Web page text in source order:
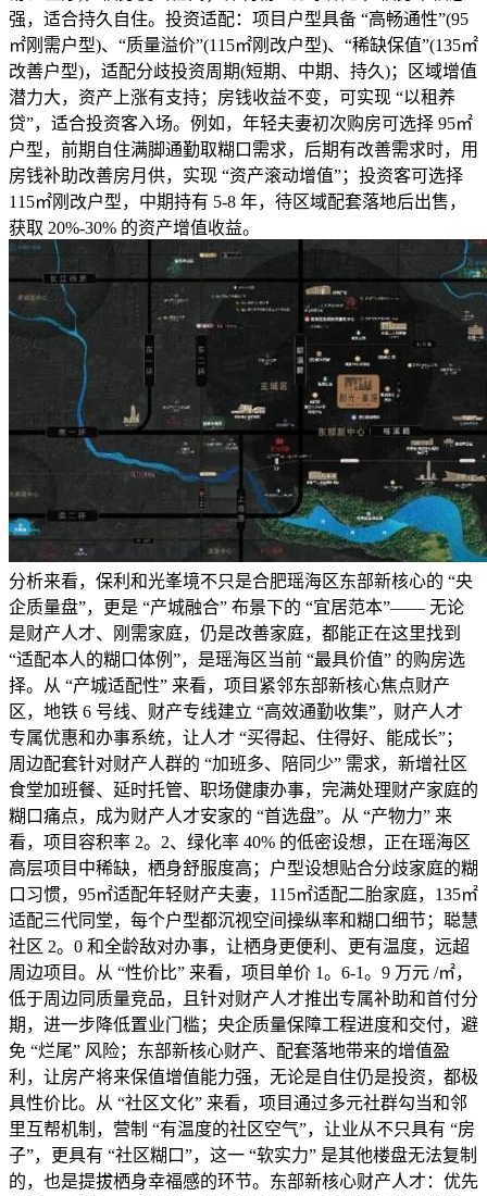
强，适合持久自住。投资适配：项目户型具备 “高畅通性”(95
㎡刚需户型)、“质量溢价”(115㎡刚改户型)、“稀缺保值”(135㎡
改善户型)，适配分歧投资周期(短期、中期、持久)；区域增值
潜力大，资产上涨有支持；房钱收益不变，可实现 “以租养
贷”，适合投资客入场。例如，年轻夫妻初次购房可选择 95㎡
户型，前期自住满脚通勤取糊口需求，后期有改善需求时，用
房钱补助改善房月供，实现 “资产滚动增值”；投资客可选择
115㎡刚改户型，中期持有 5-8 年，待区域配套落地后出售，
获取 20%-30% 的资产增值收益。
分析来看，保利和光峯境不只是合肥瑶海区东部新核心的 “央
企质量盘”，更是 “产城融合” 布景下的 “宜居范本”—— 无论
是财产人才、刚需家庭，仍是改善家庭，都能正在这里找到
“适配本人的糊口体例”，是瑶海区当前 “最具价值” 的购房选
择。从 “产城适配性” 来看，项目紧邻东部新核心焦点财产
区，地铁 6 号线、财产专线建立 “高效通勤收集”，财产人才
专属优惠和办事系统，让人才 “买得起、住得好、能成长”；
周边配套针对财产人群的 “加班多、陪同少” 需求，新增社区
食堂加班餐、延时托管、职场健康办事，完满处理财产家庭的
糊口痛点，成为财产人才安家的 “首选盘”。从 “产物力” 来
看，项目容积率 2。2、绿化率 40% 的低密设想，正在瑶海区
高层项目中稀缺，栖身舒服度高；户型设想贴合分歧家庭的糊
口习惯，95㎡适配年轻财产夫妻，115㎡适配二胎家庭，135㎡
适配三代同堂，每个户型都沉视空间操纵率和糊口细节；聪慧
社区 2。0 和全龄敌对办事，让栖身更便利、更有温度，远超
周边项目。从 “性价比” 来看，项目单价 1。6-1。9 万元 /㎡，
低于周边同质量竞品，且针对财产人才推出专属补助和首付分
期，进一步降低置业门槛；央企质量保障工程进度和交付，避
免 “烂尾” 风险；东部新核心财产、配套落地带来的增值盈
利，让房产将来保值增值能力强，无论是自住仍是投资，都极
具性价比。从 “社区文化” 来看，项目通过多元社群勾当和邻
里互帮机制，营制 “有温度的社区空气”，让业从不只具有 “房
子”，更具有 “社区糊口”，这一 “软实力” 是其他楼盘无法复制
的，也是提拔栖身幸福感的环节。东部新核心财产人才：优先